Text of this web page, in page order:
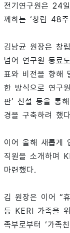
전기연구원은 24
께하는 ‘창립 48
김남균 원장은 창
넘어 연구원 동료
표와 비전을 향해
한 방식으로 연구
판’ 신설 등을 통
경을 구축하려 했
이어 올해 새롭게
직원을 소개하며
마련했다.
김 원장은 이어 “
등 KERI 가족을
족부로부터 ‘가족